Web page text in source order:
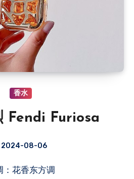
香水
Fendi Furiosa
2024-08-06
调：花香东方调